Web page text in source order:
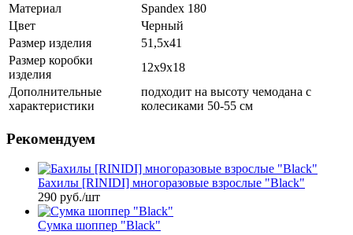
Материал
Spandex 180
Цвет
Черный
Размер изделия
51,5х41
Размер коробки
изделия
12х9х18
Дополнительные
характеристики
подходит на высоту чемодана с
колесиками 50-55 см
Рекомендуем
Бахилы [RINIDI] многоразовые взрослые "Black"
290 руб./шт
Сумка шоппер "Black"